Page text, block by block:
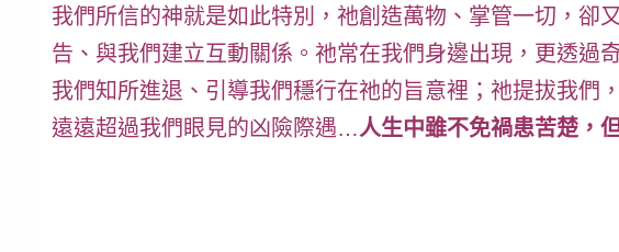
我們所信的神就是如此特別，祂創造萬物、掌管一切，卻
告、與我們建立互動關係。祂常在我們身邊出現，更透過
我們知所進退、引導我們穩行在祂的旨意裡；祂提拔我們
遠遠超過我們眼見的凶險際遇…人生中雖不免禍患苦楚，